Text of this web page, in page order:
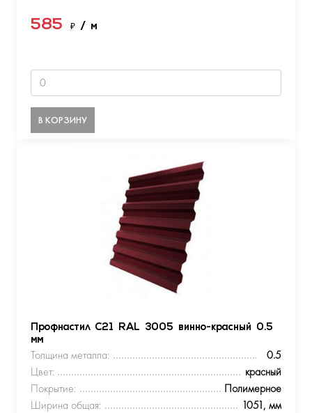
585 ₽ / м
В КОРЗИНУ
Профнастил С21 RAL 3005 винно-красный 0.5
мм
Толщина металла:
0.5
Цвет:
красный
Покрытие:
Полимерное
Ширина общая:
1051, мм